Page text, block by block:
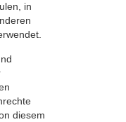
in
diesem